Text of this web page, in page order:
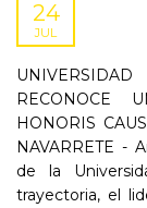
24
JUL
RECONOCE
HONORIS
NAVARRETE -
de la
trayectoria, el